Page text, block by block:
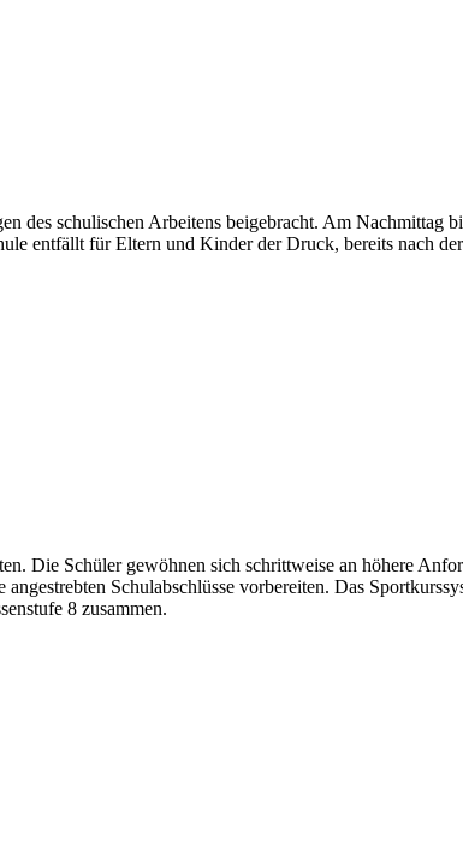
des schulischen Arbeitens beigebracht. Am Nachmittag
entfällt für Eltern und Kinder der Druck, bereits nach
Die Schüler gewöhnen sich schrittweise an höhere
Schulabschlüsse vorbereiten. Das
8 zusammen.